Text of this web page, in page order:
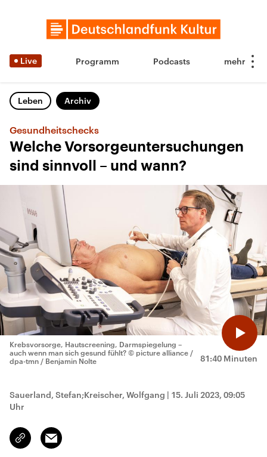
Live Programm Podcasts
Leben Archiv
Gesundheitschecks
Welche Vorsorgeuntersuchungen
sind sinnvoll – und wann?
81:40 Minuten
Krebsvorsorge, Hautscreening, Darmspiegelung –
auch wenn man sich gesund fühlt? © picture alliance /
dpa-tmn / Benjamin Nolte
Sauerland, Stefan;Kreischer, Wolfgang | 15. Juli 2023, 09:05
Uhr
Link
kopieren/teilen
Email